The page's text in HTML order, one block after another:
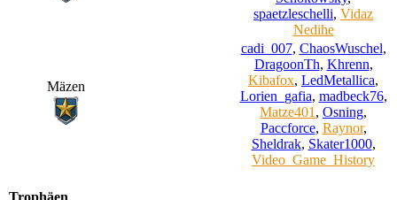
spaetzleschelli, Vidaz
Nedihe
Mäzen
cadi_007, ChaosWuschel,
DragoonTh, Khrenn,
Kibafox, LedMetallica,
Lorien_gafia, madbeck76,
Matze401 , Osning,
Paccforce, Raynor,
Sheldrak, Skater1000,
Video_Game_History
Trophäen